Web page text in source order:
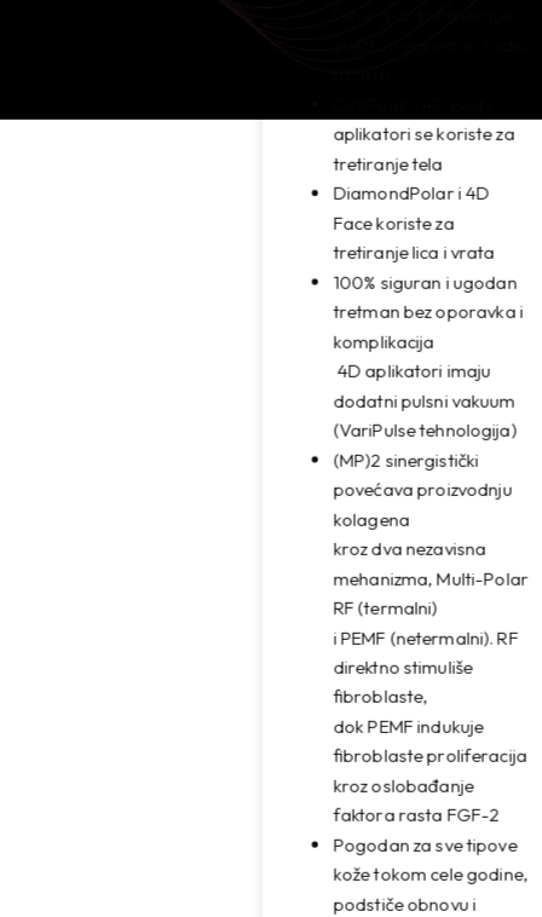
aplikatori se koriste za
tretiranje tela
DiamondPolar i 4D
Face koriste za
tretiranje lica i vrata
100% siguran i ugodan
tretman bez oporavka i
komplikacija
4D aplikatori imaju
dodatni pulsni vakuum
(VariPulse tehnologija)
(MP)2 sinergistički
povećava proizvodnju
kolagena
kroz dva nezavisna
mehanizma, Multi-Polar
RF (termalni)
i PEMF (netermalni). RF
direktno stimuliše
fibroblaste,
dok PEMF indukuje
fibroblaste proliferacija
kroz oslobađanje
faktora rasta FGF-2
Pogodan za sve tipove
kože tokom cele godine,
podstiče obnovu i